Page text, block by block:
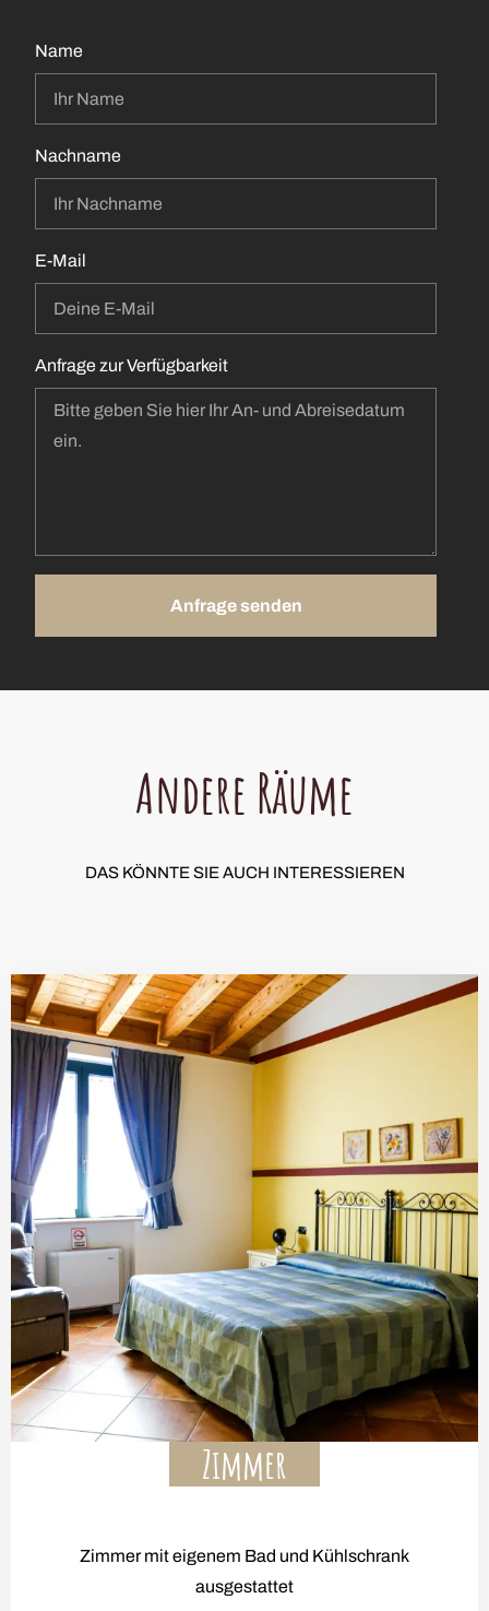
Name
Nachname
E-Mail
Anfrage zur Verfügbarkeit
Anfrage senden
Andere Räume
DAS KÖNNTE SIE AUCH INTERESSIEREN
Zimmer
Zimmer mit eigenem Bad und Kühlschrank
ausgestattet